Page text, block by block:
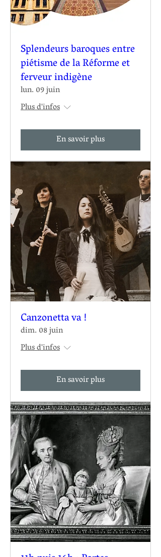
Splendeurs baroques entre
piétisme de la Réforme et
ferveur indigène
lun. 09 juin
Plus d'infos
En savoir plus
Canzonetta va !
dim. 08 juin
Plus d'infos
En savoir plus